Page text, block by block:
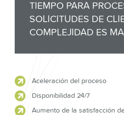
TIEMPO PARA
SOLICITUDES DE
COMPLEJIDAD ES
Aceleración del proceso
Disponibilidad 24/7
Aumento de la satisfacción